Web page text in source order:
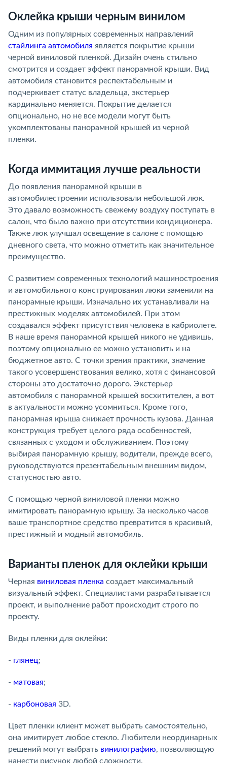
Оклейка крыши черным винилом
Одним из популярных современных направлений
стайлинга автомобиля является покрытие крыши
черной виниловой пленкой. Дизайн очень стильно
смотрится и создает эффект панорамной крыши. Вид
автомобиля становится респектабельным и
подчеркивает статус владельца, экстерьер
кардинально меняется. Покрытие делается
опционально, но не все модели могут быть
укомплектованы панорамной крышей из черной
пленки.
Когда иммитация лучше реальности
До появления панорамной крыши в
автомобилестроении использовали небольшой люк.
Это давало возможность свежему воздуху поступать в
салон, что было важно при отсутствии кондиционера.
Также люк улучшал освещение в салоне с помощью
дневного света, что можно отметить как значительное
преимущество.
С развитием современных технологий машиностроения
и автомобильного конструирования люки заменили на
панорамные крыши. Изначально их устанавливали на
престижных моделях автомобилей. При этом
создавался эффект присутствия человека в кабриолете.
В наше время панорамной крышей никого не удивишь,
поэтому опционально ее можно установить и на
бюджетное авто. С точки зрения практики, значение
такого усовершенствования велико, хотя с финансовой
стороны это достаточно дорого. Экстерьер
автомобиля с панорамной крышей восхитителен, а вот
в актуальности можно усомниться. Кроме того,
панорамная крыша снижает прочность кузова. Данная
конструкция требует целого ряда особенностей,
связанных с уходом и обслуживанием. Поэтому
выбирая панорамную крышу, водители, прежде всего,
руководствуются презентабельным внешним видом,
статусностью авто.
С помощью черной виниловой пленки можно
имитировать панорамную крышу. За несколько часов
ваше транспортное средство превратится в красивый,
престижный и модный автомобиль.
Варианты пленок для оклейки крыши
Черная виниловая пленка создает максимальный
визуальный эффект. Специалистами разрабатывается
проект, и выполнение работ происходит строго по
проекту.
Виды пленки для оклейки:
- глянец;
- матовая;
- карбоновая 3D.
Цвет пленки клиент может выбрать самостоятельно,
она имитирует любое стекло. Любители неординарных
решений могут выбрать винилографию, позволяющую
нанести рисунок любой сложности.